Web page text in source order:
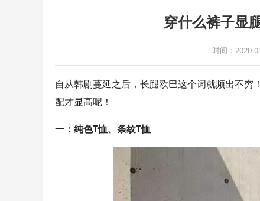
穿什么裤子显
时间：2020-
自从韩剧蔓延之后，长腿欧巴这个词就频出不
配才显高呢！
一：纯色T恤、条纹T恤